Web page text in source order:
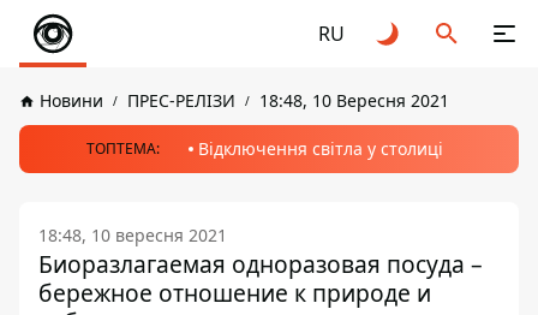
RU
Новини ПРЕС-РЕЛІЗИ 18:48, 10 Вересня 2021
ТОПТЕМА: Відключення світла у столиці
18:48, 10 вересня 2021
Биоразлагаемая одноразовая посуда –
бережное отношение к природе и